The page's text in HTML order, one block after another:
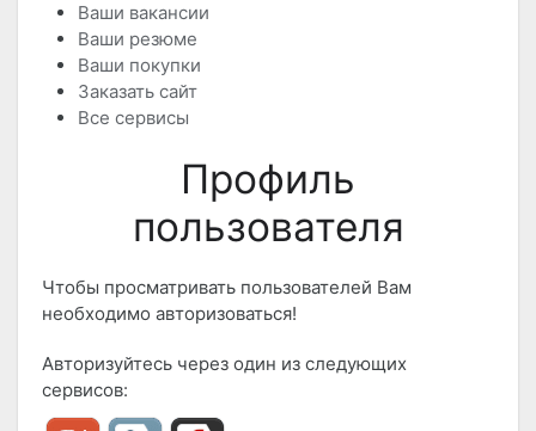
Ваши вакансии
Ваши резюме
Ваши покупки
Заказать сайт
Все сервисы
Профиль
пользователя
Чтобы просматривать пользователей Вам
необходимо авторизоваться!
Авторизуйтесь через один из следующих
сервисов: